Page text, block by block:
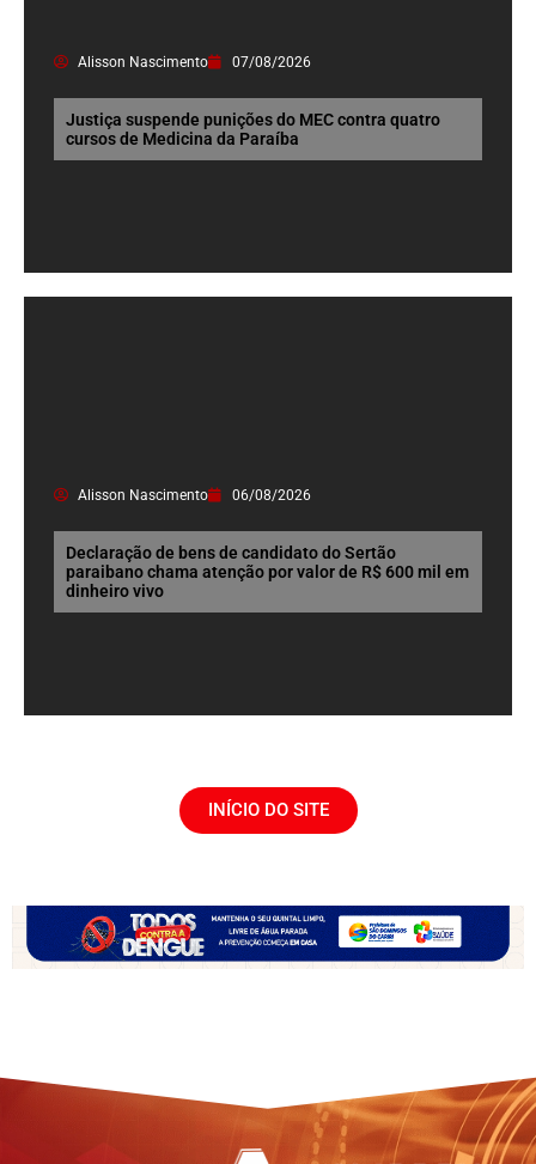
Alisson Nascimento 07/08/2026
Justiça suspende punições do MEC contra quatro
cursos de Medicina da Paraíba
Alisson Nascimento 06/08/2026
Declaração de bens de candidato do Sertão
paraibano chama atenção por valor de R$ 600 mil em
dinheiro vivo
INÍCIO DO SITE